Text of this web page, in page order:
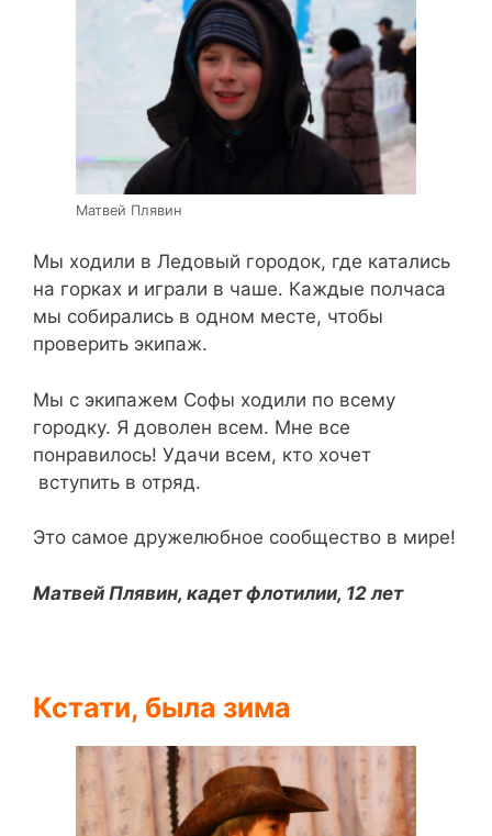
Матвей Плявин
Мы ходили в Ледовый городок, где катались
на горках и играли в чаше. Каждые полчаса
мы собирались в одном месте, чтобы
проверить экипаж.
Мы с экипажем Софы ходили по всему
городку. Я доволен всем. Мне все
понравилось! Удачи всем, кто хочет
вступить в отряд.
Это самое дружелюбное сообщество в мире!
Матвей Плявин, кадет флотилии, 12 лет
Кстати, была зима